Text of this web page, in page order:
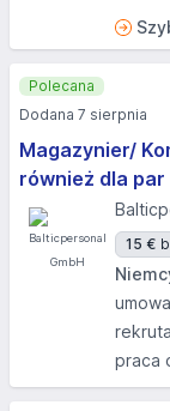
Magazynier/
również dla par
15 €
praca
Polecana
Dodana 7 sierpnia